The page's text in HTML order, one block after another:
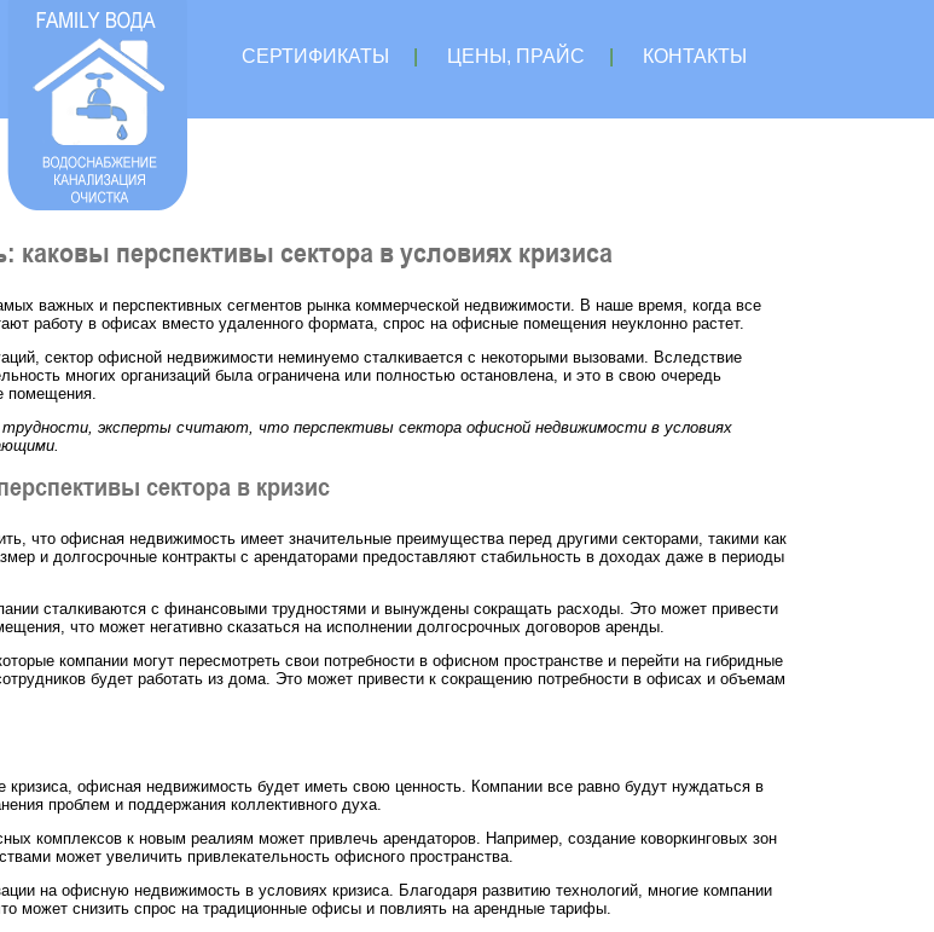
СЕРТИФИКАТЫ ЦЕНЫ, ПРАЙС КОНТАКТЫ
перспективы сектора в условиях кризиса
важных и перспективных сегментов рынка коммерческой недвижимости. В наше время, когда все
работу в офисах вместо удаленного формата, спрос на офисные помещения неуклонно растет.
сектор офисной недвижимости неминуемо сталкивается с некоторыми вызовами. Вследствие
многих организаций была ограничена или полностью остановлена, и это в свою очередь
помещения.
эксперты считают, что перспективы сектора офисной недвижимости в условиях
сектора в кризис
что офисная недвижимость имеет значительные преимущества перед другими секторами, такими как
и долгосрочные контракты с арендаторами предоставляют стабильность в доходах даже в периоды
сталкиваются с финансовыми трудностями и вынуждены сокращать расходы. Это может привести
что может негативно сказаться на исполнении долгосрочных договоров аренды.
компании могут пересмотреть свои потребности в офисном пространстве и перейти на гибридные
будет работать из дома. Это может привести к сокращению потребности в офисах и объемам
кризиса, офисная недвижимость будет иметь свою ценность. Компании все равно будут нуждаться в
проблем и поддержания коллективного духа.
комплексов к новым реалиям может привлечь арендаторов. Например, создание коворкинговых зон
может увеличить привлекательность офисного пространства.
на офисную недвижимость в условиях кризиса. Благодаря развитию технологий, многие компании
может снизить спрос на традиционные офисы и повлиять на арендные тарифы.